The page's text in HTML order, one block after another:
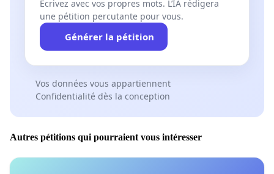
Écrivez avec vos propres mots. L’IA rédigera
une pétition percutante pour vous.
Générer la pétition
Vos données vous appartiennent
Confidentialité dès la conception
Autres pétitions qui pourraient vous intéresser